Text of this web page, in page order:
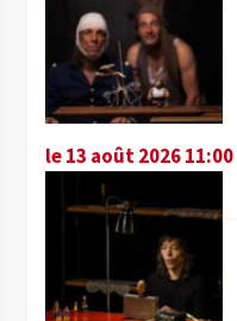
le 13 août 2026 11:00